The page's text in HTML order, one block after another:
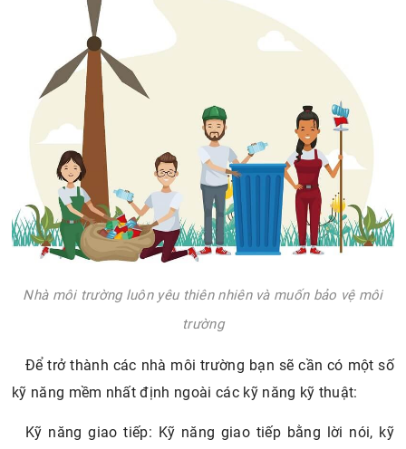
Nhà môi trường luôn yêu thiên nhiên và muốn bảo vệ môi
trường
Để trở thành các nhà môi trường bạn sẽ cần có một số
kỹ năng mềm nhất định ngoài các kỹ năng kỹ thuật:
Kỹ năng giao tiếp: Kỹ năng giao tiếp bằng lời nói, kỹ